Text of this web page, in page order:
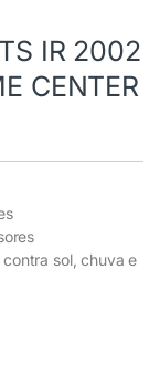
IR 2002
CENTER
sol, chuva e